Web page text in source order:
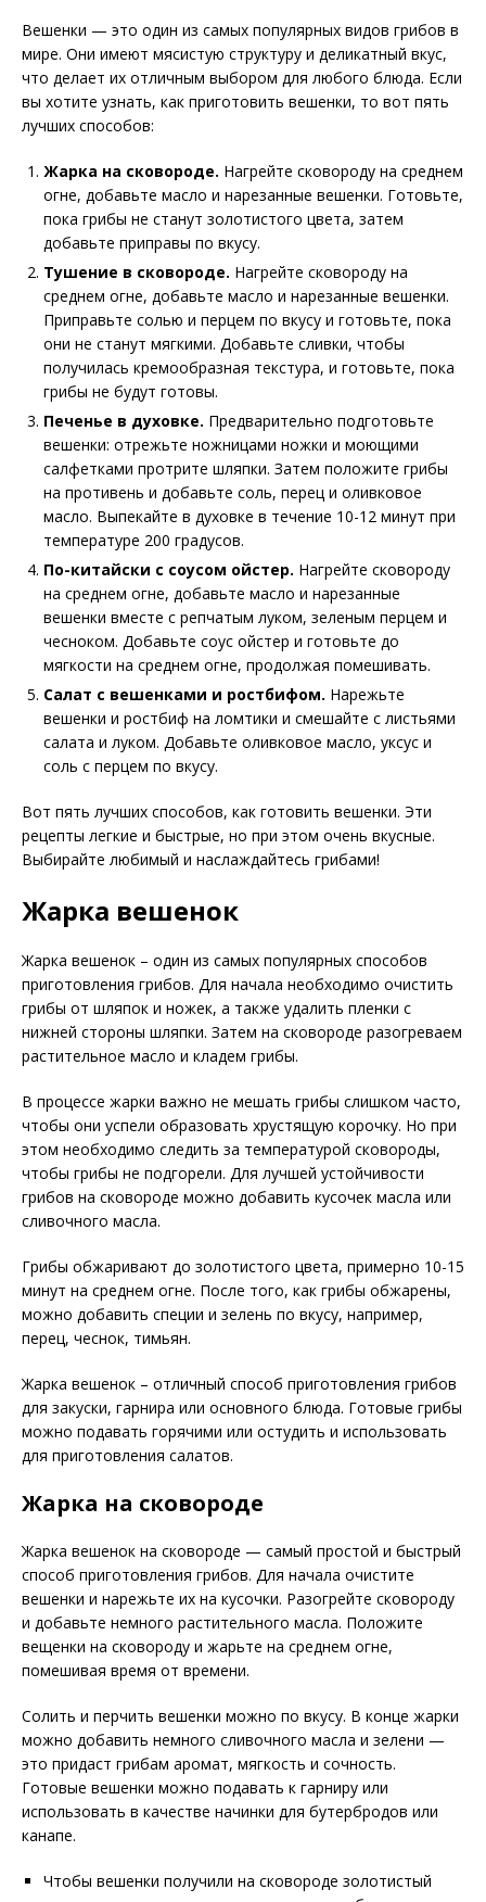
Вешенки — это один из самых популярных видов грибов в
мире. Они имеют мясистую структуру и деликатный вкус,
что делает их отличным выбором для любого блюда. Если
вы хотите узнать, как приготовить вешенки, то вот пять
лучших способов:
Жарка на сковороде. Нагрейте сковороду на среднем
огне, добавьте масло и нарезанные вешенки. Готовьте,
пока грибы не станут золотистого цвета, затем
добавьте приправы по вкусу.
Тушение в сковороде. Нагрейте сковороду на
среднем огне, добавьте масло и нарезанные вешенки.
Приправьте солью и перцем по вкусу и готовьте, пока
они не станут мягкими. Добавьте сливки, чтобы
получилась кремообразная текстура, и готовьте, пока
грибы не будут готовы.
Печенье в духовке. Предварительно подготовьте
вешенки: отрежьте ножницами ножки и моющими
салфетками протрите шляпки. Затем положите грибы
на противень и добавьте соль, перец и оливковое
масло. Выпекайте в духовке в течение 10-12 минут при
температуре 200 градусов.
По-китайски с соусом ойстер. Нагрейте сковороду
на среднем огне, добавьте масло и нарезанные
вешенки вместе с репчатым луком, зеленым перцем и
чесноком. Добавьте соус ойстер и готовьте до
мягкости на среднем огне, продолжая помешивать.
Салат с вешенками и ростбифом. Нарежьте
вешенки и ростбиф на ломтики и смешайте с листьями
салата и луком. Добавьте оливковое масло, уксус и
соль с перцем по вкусу.
Вот пять лучших способов, как готовить вешенки. Эти
рецепты легкие и быстрые, но при этом очень вкусные.
Выбирайте любимый и наслаждайтесь грибами!
Жарка вешенок
Жарка вешенок – один из самых популярных способов
приготовления грибов. Для начала необходимо очистить
грибы от шляпок и ножек, а также удалить пленки с
нижней стороны шляпки. Затем на сковороде разогреваем
растительное масло и кладем грибы.
В процессе жарки важно не мешать грибы слишком часто,
чтобы они успели образовать хрустящую корочку. Но при
этом необходимо следить за температурой сковороды,
чтобы грибы не подгорели. Для лучшей устойчивости
грибов на сковороде можно добавить кусочек масла или
сливочного масла.
Грибы обжаривают до золотистого цвета, примерно 10-15
минут на среднем огне. После того, как грибы обжарены,
можно добавить специи и зелень по вкусу, например,
перец, чеснок, тимьян.
Жарка вешенок – отличный способ приготовления грибов
для закуски, гарнира или основного блюда. Готовые грибы
можно подавать горячими или остудить и использовать
для приготовления салатов.
Жарка на сковороде
Жарка вешенок на сковороде — самый простой и быстрый
способ приготовления грибов. Для начала очистите
вешенки и нарежьте их на кусочки. Разогрейте сковороду
и добавьте немного растительного масла. Положите
вещенки на сковороду и жарьте на среднем огне,
помешивая время от времени.
Солить и перчить вешенки можно по вкусу. В конце жарки
можно добавить немного сливочного масла и зелени —
это придаст грибам аромат, мягкость и сочность.
Готовые вешенки можно подавать к гарниру или
использовать в качестве начинки для бутербродов или
канапе.
Чтобы вешенки получили на сковороде золотистый